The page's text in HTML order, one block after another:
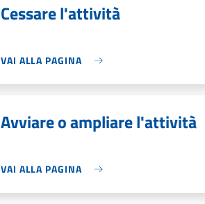
Cessare l'attività
VAI ALLA PAGINA
Avviare o ampliare l'attività
VAI ALLA PAGINA